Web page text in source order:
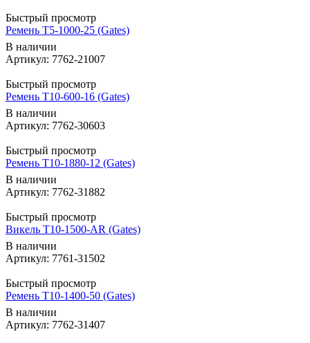
Быстрый просмотр
Ремень T5-1000-25 (Gates)
В наличии
Артикул: 7762-21007
Быстрый просмотр
Ремень T10-600-16 (Gates)
В наличии
Артикул: 7762-30603
Быстрый просмотр
Ремень T10-1880-12 (Gates)
В наличии
Артикул: 7762-31882
Быстрый просмотр
Викель T10-1500-AR (Gates)
В наличии
Артикул: 7761-31502
Быстрый просмотр
Ремень T10-1400-50 (Gates)
В наличии
Артикул: 7762-31407